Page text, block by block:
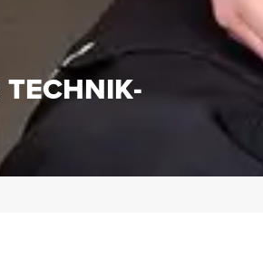
TECHNIK-